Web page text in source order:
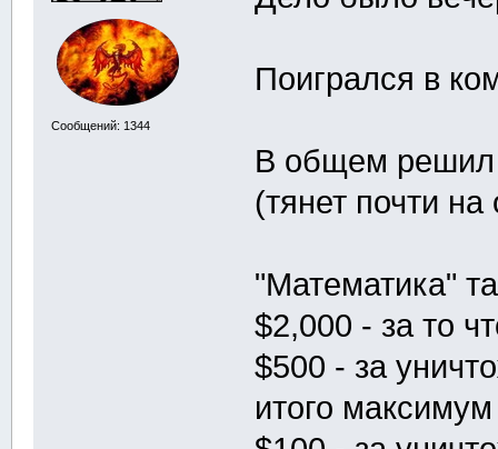
Сообщений: 1344
Поигрался в
В общем решил
(тянет почти
"Математика"
$2,000 - за то
$500 - за
итого